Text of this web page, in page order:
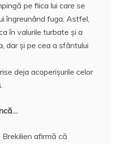
pe fiica lui care se
îngreunând fuga. Astfel,
în valurile turbate şi a
dar şi pe cea a sfântului
deja acoperişurile celor
Brekilien afirmă că